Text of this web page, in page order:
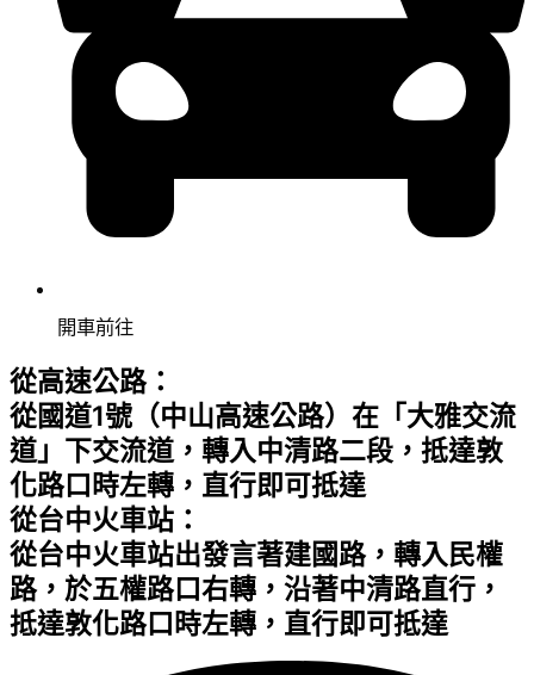
開車前往
從高速公路：
從國道1號（中山高速公路）在「大雅交流
道」下交流道，轉入中清路二段，抵達敦
化路口時左轉，直行即可抵達
從台中火車站：
從台中火車站出發言著建國路，轉入民權
路，於五權路口右轉，沿著中清路直行，
抵達敦化路口時左轉，直行即可抵達